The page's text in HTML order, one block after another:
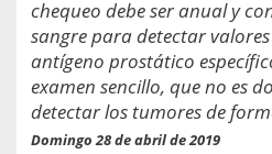
chequeo debe ser anual y
sangre para detectar
antígeno prostático
examen sencillo, que no es
detectar los tumores de
Domingo 28 de abril de 2019